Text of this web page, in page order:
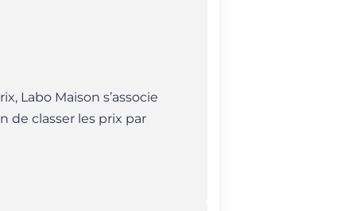
Labo Maison s’associe
de classer les prix par